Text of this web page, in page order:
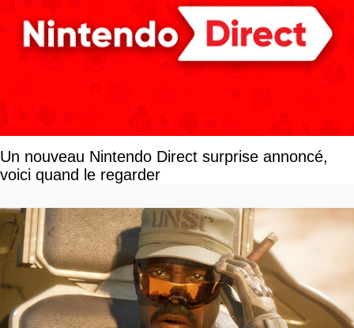
Un nouveau Nintendo Direct surprise annoncé,
voici quand le regarder